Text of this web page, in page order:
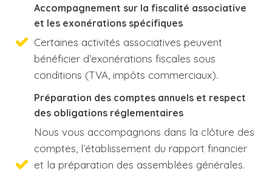
Accompagnement sur la fiscalité associative
et les exonérations spécifiques
Certaines activités associatives peuvent
bénéficier d’exonérations fiscales sous
conditions (TVA, impôts commerciaux).
Préparation des comptes annuels et respect
des obligations réglementaires
Nous vous accompagnons dans la clôture des
comptes, l’établissement du rapport financier
et la préparation des assemblées générales.